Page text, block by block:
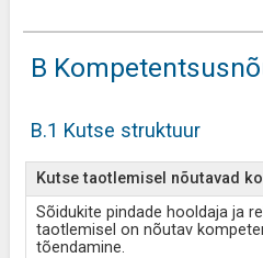
B
B.1 Kutse struktuur
Kutse taotlemisel nõutavad
Sõidukite pindade hooldaja ja
taotlemisel on nõutav
tõendamine.